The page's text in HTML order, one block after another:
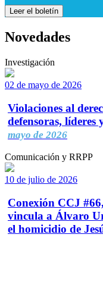
Leer el boletín
Novedades
Investigación
02 de mayo de 2026
Violaciones al
defensoras, líderes
mayo de 2026
Comunicación y RRPP
10 de julio de 2026
Conexión CCJ
vincula a Álvaro
el homicidio de